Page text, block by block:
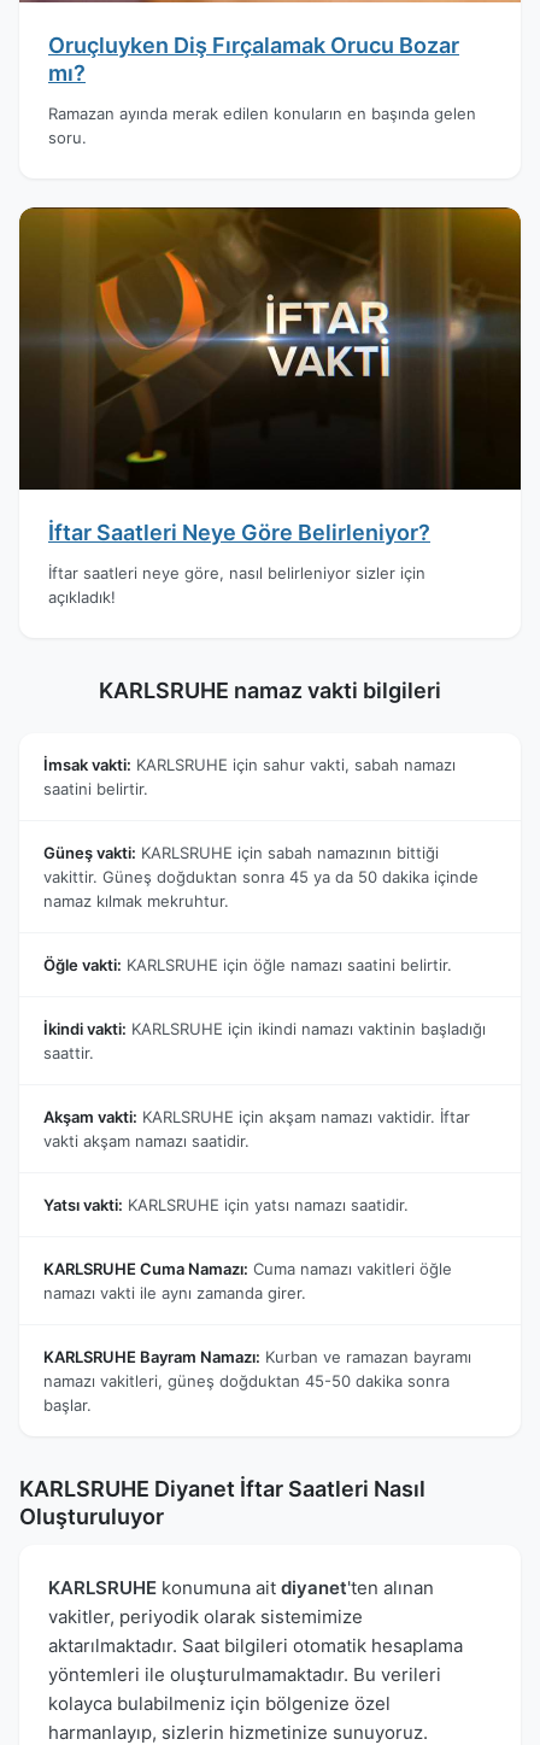
Oruçluyken Diş Fırçalamak Orucu Bozar
mı?
Ramazan ayında merak edilen konuların en başında gelen
soru.
İftar Saatleri Neye Göre Belirleniyor?
İftar saatleri neye göre, nasıl belirleniyor sizler için
açıkladık!
KARLSRUHE namaz vakti bilgileri
İmsak vakti: KARLSRUHE için sahur vakti, sabah namazı
saatini belirtir.
Güneş vakti: KARLSRUHE için sabah namazının bittiği
vakittir. Güneş doğduktan sonra 45 ya da 50 dakika içinde
namaz kılmak mekruhtur.
Öğle vakti: KARLSRUHE için öğle namazı saatini belirtir.
İkindi vakti: KARLSRUHE için ikindi namazı vaktinin başladığı
saattir.
Akşam vakti: KARLSRUHE için akşam namazı vaktidir. İftar
vakti akşam namazı saatidir.
Yatsı vakti: KARLSRUHE için yatsı namazı saatidir.
KARLSRUHE Cuma Namazı: Cuma namazı vakitleri öğle
namazı vakti ile aynı zamanda girer.
KARLSRUHE Bayram Namazı: Kurban ve ramazan bayramı
namazı vakitleri, güneş doğduktan 45-50 dakika sonra
başlar.
KARLSRUHE Diyanet İftar Saatleri Nasıl
Oluşturuluyor
KARLSRUHE konumuna ait diyanet'ten alınan
vakitler, periyodik olarak sistemimize
aktarılmaktadır. Saat bilgileri otomatik hesaplama
yöntemleri ile oluşturulmamaktadır. Bu verileri
kolayca bulabilmeniz için bölgenize özel
harmanlayıp, sizlerin hizmetinize sunuyoruz.